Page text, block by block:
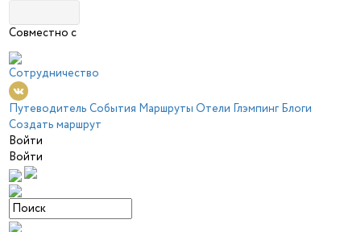
Совместно с
Сотрудничество
Путеводитель События Маршруты Отели Глэмпинг Блоги
Создать маршрут
Войти
Войти